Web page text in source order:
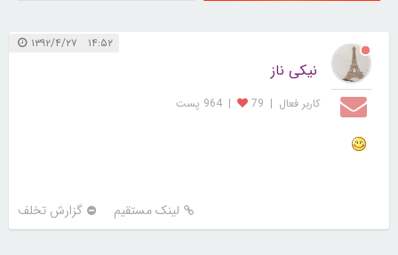
۱۴:۵۲ ۱۳۹۲/۴/۲۷
نیکی ناز
کاربر فعال |
79
| 964 پست
لینک مستقیم گزارش تخلف